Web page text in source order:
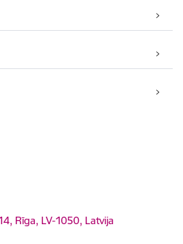
Rīga, LV-1050, Latvija